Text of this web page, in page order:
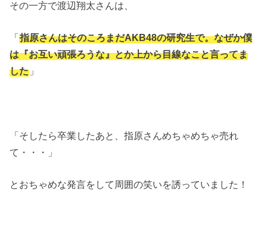
その一方で渡辺翔太さんは、
「指原さんはそのころまだAKB48の研究生で。なぜか僕
は『お互い頑張ろうな』とか上から目線なこと言ってま
した 」
「そしたら卒業したあと、指原さんめちゃめちゃ売れ
て・・・」
とおちゃめな発言をして周囲の笑いを誘っていました！